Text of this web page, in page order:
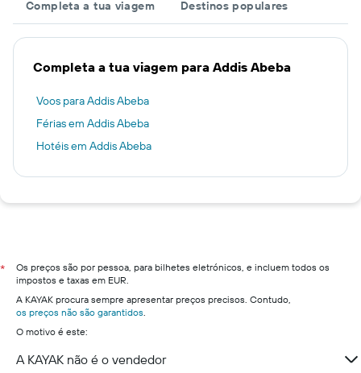
Completa a tua viagem Destinos populares
Completa a tua viagem para Addis Abeba
Voos para Addis Abeba
Férias em Addis Abeba
Hotéis em Addis Abeba
*
Os preços são por pessoa, para bilhetes eletrónicos, e incluem todos os
impostos e taxas em EUR.
A KAYAK procura sempre apresentar preços precisos. Contudo,
os preços não são garantidos.
O motivo é este:
A KAYAK não é o vendedor